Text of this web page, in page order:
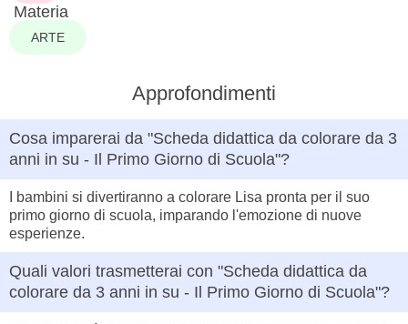
Materia
ARTE
Approfondimenti
Cosa imparerai da "Scheda didattica da colorare da 3
anni in su - Il Primo Giorno di Scuola"?
I bambini si divertiranno a colorare Lisa pronta per il suo
primo giorno di scuola, imparando l'emozione di nuove
esperienze.
Quali valori trasmetterai con "Scheda didattica da
colorare da 3 anni in su - Il Primo Giorno di Scuola"?